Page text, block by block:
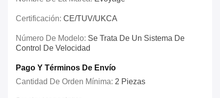
Certificación: CE/TUV/UKCA
Número De Modelo: Se Trata De Un Sistema De
Control De Velocidad
Pago Y Términos De Envío
Cantidad De Orden Mínima: 2 Piezas